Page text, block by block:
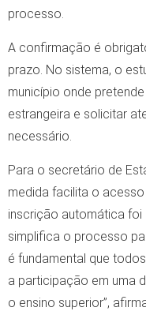
processo.
A confirmação é
prazo. No sistema, o
município onde
estrangeira e solicitar
necessário.
Para o secretário de
medida facilita o
inscrição automática
simplifica o processo
é fundamental que
a participação em uma
o ensino superior”,